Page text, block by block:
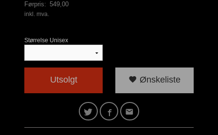
Førpris: 549,00
Rabatt
inkl. mva.
Størrelse Unisex
Utsolgt Ønskeliste